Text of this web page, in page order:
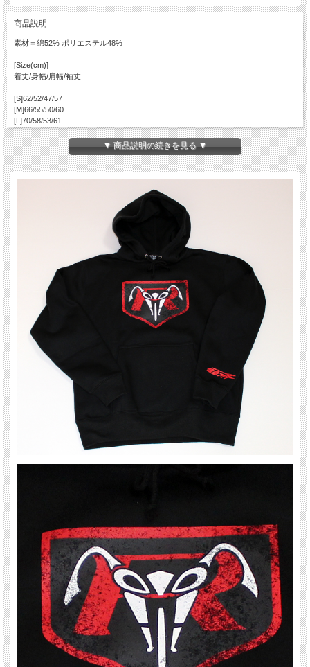
商品説明
素材＝綿52% ポリエステル48%
[Size(cm)]
着丈/身幅/肩幅/袖丈
[S]62/52/47/57
[M]66/55/50/60
[L]70/58/53/61
[XL]75/63/58/62
▼ 商品説明の続きを見る ▼